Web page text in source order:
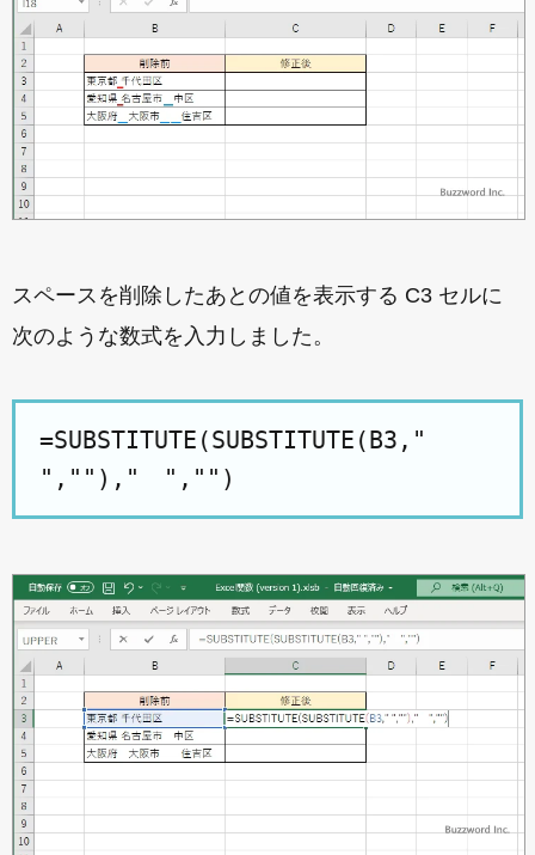
スペースを削除したあとの値を表示する C3 セルに
次のような数式を入力しました。
=SUBSTITUTE(SUBSTITUTE(B3,"
","")," ","")